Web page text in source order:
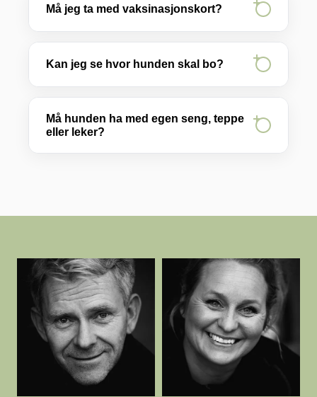
Må jeg ta med vaksinasjonskort?
Kan jeg se hvor hunden skal bo?
Må hunden ha med egen seng, teppe
eller leker?